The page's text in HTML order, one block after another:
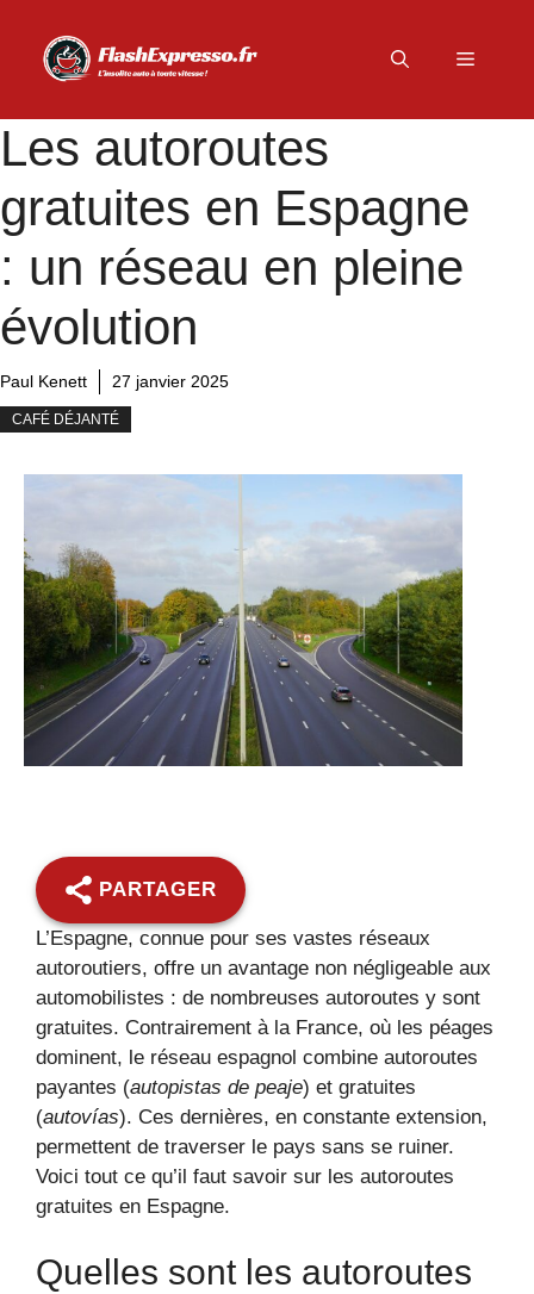
contenu
Menu
Les autoroutes
gratuites en Espagne
: un réseau en pleine
évolution
Paul Kenett 27 janvier 2025
CAFÉ DÉJANTÉ
PARTAGER
L’Espagne, connue pour ses vastes réseaux
autoroutiers, offre un avantage non négligeable aux
automobilistes : de nombreuses autoroutes y sont
gratuites. Contrairement à la France, où les péages
dominent, le réseau espagnol combine autoroutes
payantes (autopistas de peaje) et gratuites
(autovías). Ces dernières, en constante extension,
permettent de traverser le pays sans se ruiner.
Voici tout ce qu’il faut savoir sur les autoroutes
gratuites en Espagne.
Quelles sont les autoroutes